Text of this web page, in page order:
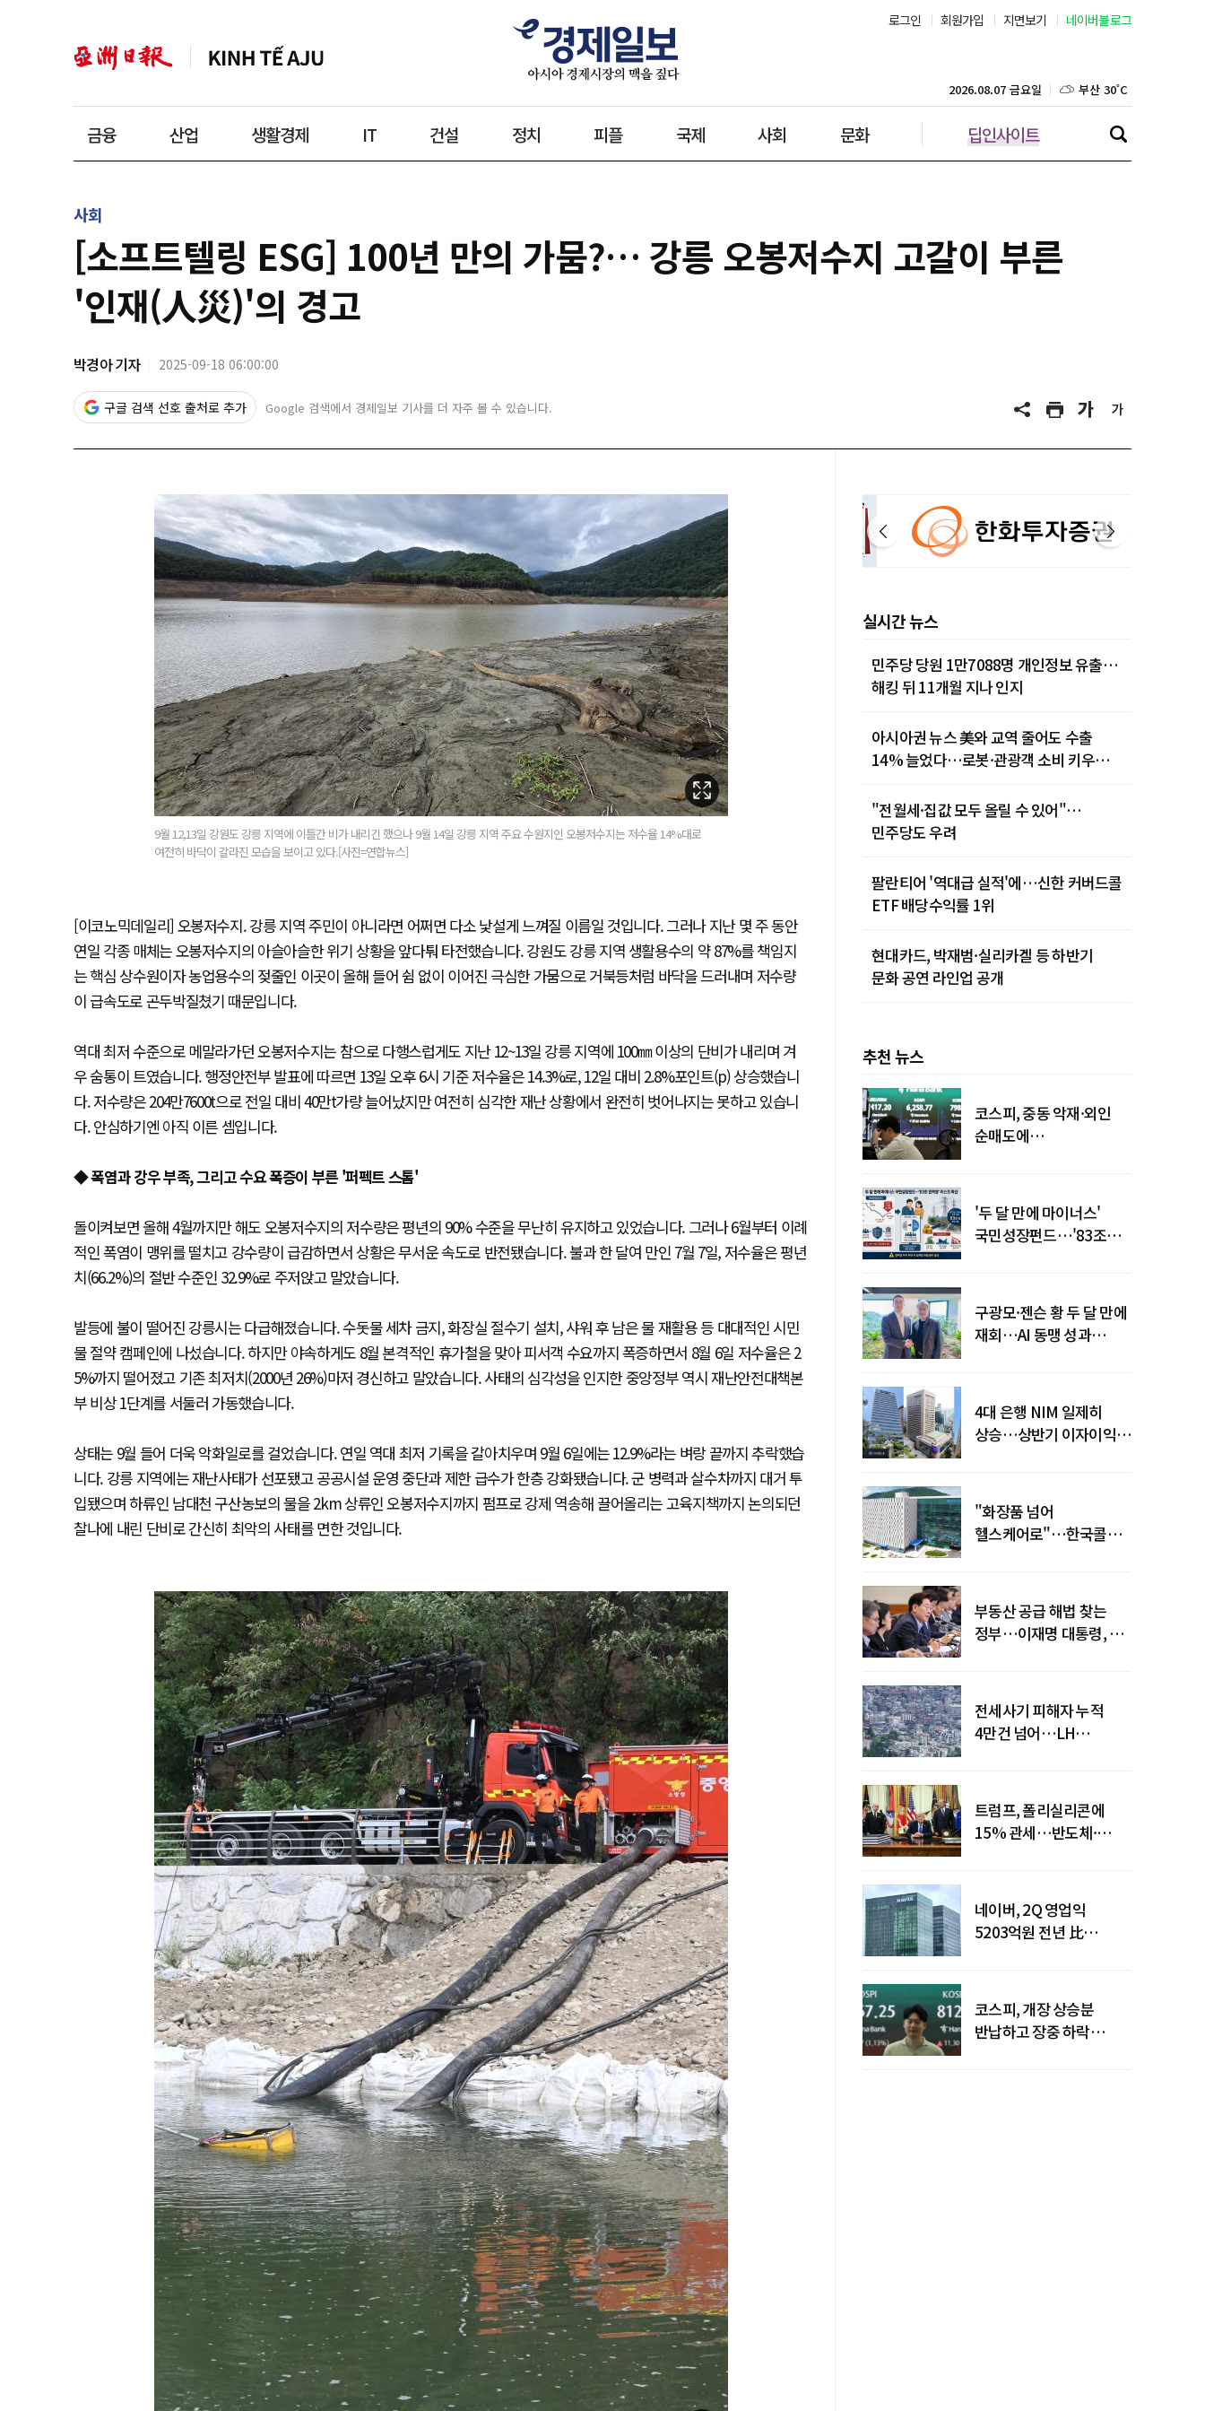
로그인 회원가입 지면보기 네이버블로그
금융 산업 생활경제 IT 건설 정치 피플 국제 사회 문화 딥인사이트
2026.08.07 금요일 대구 33˚C
인천 32˚C
사회
[소프트텔링 ESG] 100년 만의 가뭄?… 강릉 오봉저수지 고갈이 부른
'인재(人災)'의 경고
박경아 기자 2025-09-18 06:00:00
구글 검색 선호 출처로 추가 Google 검색에서 경제일보 기사를 더 자주 볼 수 있습니다.
9월 12,13일 강원도 강릉 지역에 이틀간 비가 내리긴 했으나 9월 14일 강릉 지역 주요 수원지인 오봉저수지는 저수율 14%대로
여전히 바닥이 갈라진 모습을 보이고 있다.[사진=연합뉴스]
[이코노믹데일리] 오봉저수지. 강릉 지역 주민이 아니라면 어쩌면 다소 낯설게 느껴질 이름일 것입니다. 그러나 지난 몇 주 동안
연일 각종 매체는 오봉저수지의 아슬아슬한 위기 상황을 앞다퉈 타전했습니다. 강원도 강릉 지역 생활용수의 약 87%를 책임지
는 핵심 상수원이자 농업용수의 젖줄인 이곳이 올해 들어 쉼 없이 이어진 극심한 가뭄으로 거북등처럼 바닥을 드러내며 저수량
이 급속도로 곤두박질쳤기 때문입니다.
역대 최저 수준으로 메말라가던 오봉저수지는 참으로 다행스럽게도 지난 12~13일 강릉 지역에 100㎜ 이상의 단비가 내리며 겨
우 숨통이 트였습니다. 행정안전부 발표에 따르면 13일 오후 6시 기준 저수율은 14.3%로, 12일 대비 2.8%포인트(p) 상승했습니
다. 저수량은 204만7600t으로 전일 대비 40만t가량 늘어났지만 여전히 심각한 재난 상황에서 완전히 벗어나지는 못하고 있습니
다. 안심하기엔 아직 이른 셈입니다.
◆ 폭염과 강우 부족, 그리고 수요 폭증이 부른 '퍼펙트 스톰'
돌이켜보면 올해 4월까지만 해도 오봉저수지의 저수량은 평년의 90% 수준을 무난히 유지하고 있었습니다. 그러나 6월부터 이례
적인 폭염이 맹위를 떨치고 강수량이 급감하면서 상황은 무서운 속도로 반전됐습니다. 불과 한 달여 만인 7월 7일, 저수율은 평년
치(66.2%)의 절반 수준인 32.9%로 주저앉고 말았습니다.
발등에 불이 떨어진 강릉시는 다급해졌습니다. 수돗물 세차 금지, 화장실 절수기 설치, 샤워 후 남은 물 재활용 등 대대적인 시민
물 절약 캠페인에 나섰습니다. 하지만 야속하게도 8월 본격적인 휴가철을 맞아 피서객 수요까지 폭증하면서 8월 6일 저수율은 2
5%까지 떨어졌고 기존 최저치(2000년 26%)마저 경신하고 말았습니다. 사태의 심각성을 인지한 중앙정부 역시 재난안전대책본
부 비상 1단계를 서둘러 가동했습니다.
상태는 9월 들어 더욱 악화일로를 걸었습니다. 연일 역대 최저 기록을 갈아치우며 9월 6일에는 12.9%라는 벼랑 끝까지 추락했습
니다. 강릉 지역에는 재난사태가 선포됐고 공공시설 운영 중단과 제한 급수가 한층 강화됐습니다. 군 병력과 살수차까지 대거 투
입됐으며 하류인 남대천 구산농보의 물을 2km 상류인 오봉저수지까지 펌프로 강제 역송해 끌어올리는 고육지책까지 논의되던
찰나에 내린 단비로 간신히 최악의 사태를 면한 것입니다.
실시간 뉴스
민주당 당원 1만7088명 개인정보 유출…
해킹 뒤 11개월 지나 인지
아시아권 뉴스 美와 교역 줄어도 수출
14% 늘었다…로봇·관광객 소비 키우는
"전월세·집값 모두 올릴 수 있어"…
민주당도 우려
팔란티어 '역대급 실적'에…신한 커버드콜
ETF 배당수익률 1위
현대카드, 박재범·실리카겔 등 하반기
문화 공연 라인업 공개
추천 뉴스
코스피, 중동 악재·외인
순매도에
'두 달 만에 마이너스'
국민성장펀드…'83조
구광모·젠슨 황 두 달 만에
재회…AI 동맹 성과
4대 은행 NIM 일제히
상승…상반기 이자이익
"화장품 넘어
헬스케어로"…한국콜마,
부동산 공급 해법 찾는
정부…이재명 대통령, 2차
전세사기 피해자 누적
4만건 넘어…LH
트럼프, 폴리실리콘에
15% 관세…반도체·
네이버, 2Q 영업익
5203억원 전년 比
코스피, 개장 상승분
반납하고 장중 하락